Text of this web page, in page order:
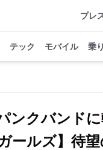
プレ
テック モバイル 乗
ンクバンド
ールズ】待